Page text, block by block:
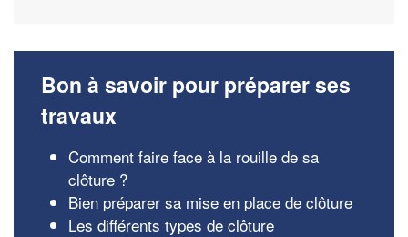
Bon à savoir pour préparer ses
travaux
Comment faire face à la rouille de sa
clôture ?
Bien préparer sa mise en place de clôture
Les différents types de clôture